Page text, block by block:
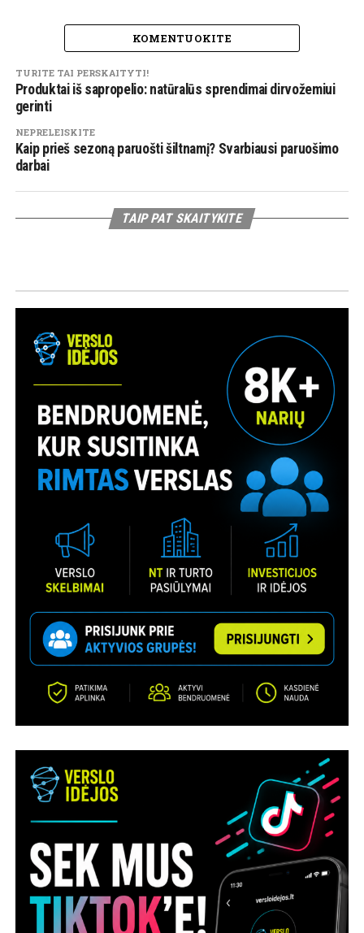
KOMENTUOKITE
TURITE TAI PERSKAITYTI!
Produktai iš sapropelio: natūralūs sprendimai dirvožemiui
gerinti
NEPRELEISKITE
Kaip prieš sezoną paruošti šiltnamį? Svarbiausi paruošimo
darbai
TAIP PAT SKAITYKITE